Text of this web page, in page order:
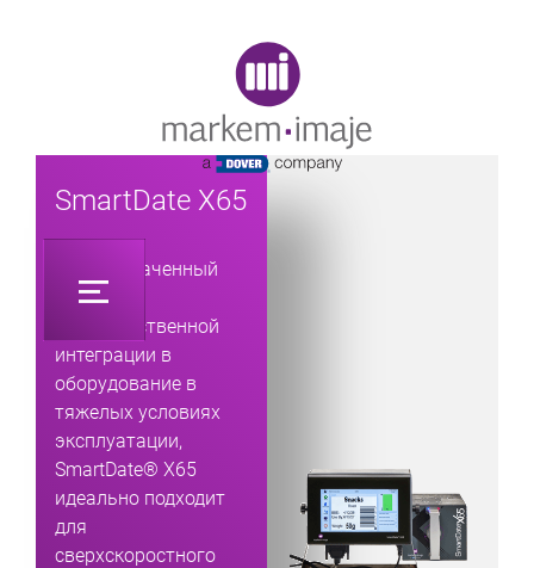
SmartDate X65
Предназначенный
для
непосредственной
интеграции в
оборудование в
тяжелых условиях
эксплуатации,
SmartDate® X65
идеально подходит
для
сверхскоростного